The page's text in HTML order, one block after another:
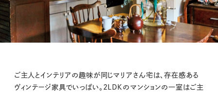
ご主人とインテリアの趣味が同じマリアさん宅は、存在感ある
ヴィンテージ家具でいっぱい。2LDKのマンションの一室はご主